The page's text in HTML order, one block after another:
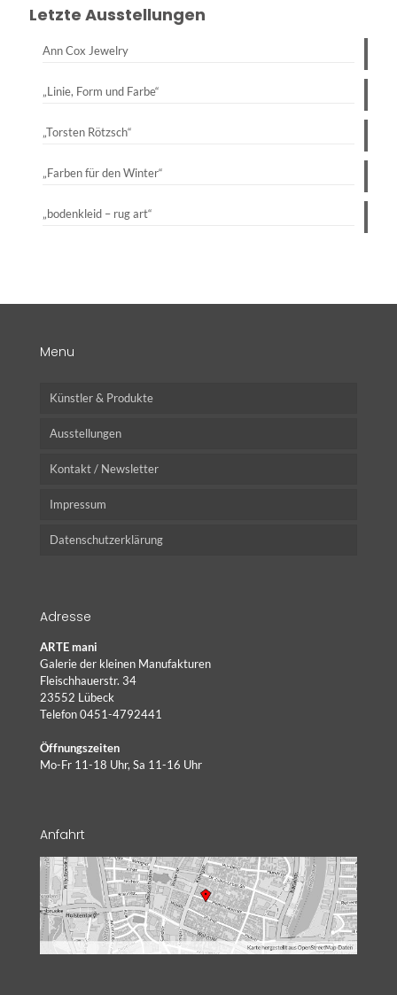
Letzte Ausstellungen
Ann Cox Jewelry
„Linie, Form und Farbe“
„Torsten Rötzsch“
„Farben für den Winter“
„bodenkleid – rug art“
Menu
Künstler & Produkte
Ausstellungen
Kontakt / Newsletter
Impressum
Datenschutzerklärung
Adresse
ARTE mani
Galerie der kleinen Manufakturen
Fleischhauerstr. 34
23552 Lübeck
Telefon 0451-4792441
Öffnungszeiten
Mo-Fr 11-18 Uhr, Sa 11-16 Uhr
Anfahrt